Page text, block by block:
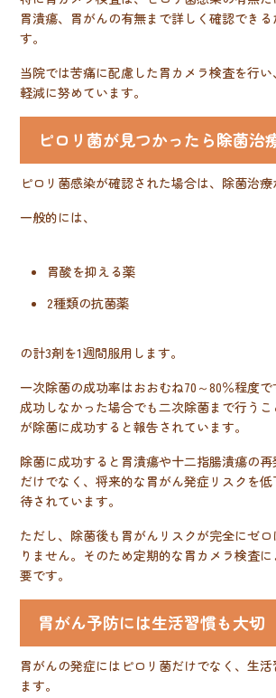
胃潰瘍、胃がんの有無まで詳しく確認でき
す。
当院では苦痛に配慮した胃カメラ検査を行
軽減に努めています。
ピロリ菌が見つかったら除菌治
ピロリ菌感染が確認された場合は、除菌治療
一般的には、
胃酸を抑える薬
2種類の抗菌薬
の計3剤を1週間服用します。
一次除菌の成功率はおおむね70～80％程度
成功しなかった場合でも二次除菌まで行う
が除菌に成功すると報告されています。
除菌に成功すると胃潰瘍や十二指腸潰瘍の
だけでなく、将来的な胃がん発症リスクを
待されています。
ただし、除菌後も胃がんリスクが完全にゼ
りません。そのため定期的な胃カメラ検査
要です。
胃がん予防には生活習慣も大切
胃がんの発症にはピロリ菌だけでなく、生
ます。